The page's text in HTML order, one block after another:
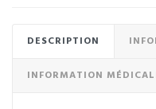
DESCRIPTION
INFORMATION